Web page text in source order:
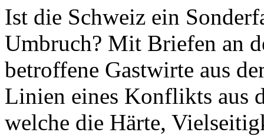
Ist die Schweiz ein
Umbruch? Mit Briefen an
betroffene Gastwirte aus
Linien eines Konflikts aus
welche die Härte,